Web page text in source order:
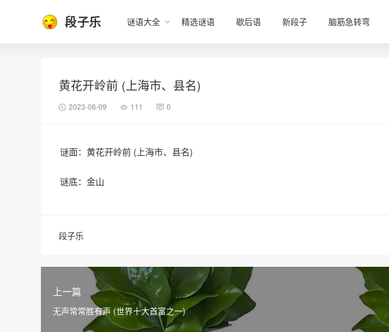
段子乐 谜语大全 精选谜语 歇后语 新段子 脑筋急转弯
黄花开岭前 (上海市、县名)
2023-06-09 111 0
谜面：黄花开岭前 (上海市、县名)
谜底：金山
段子乐
上一篇
无声常常胜有声 (世界十大首富之一)